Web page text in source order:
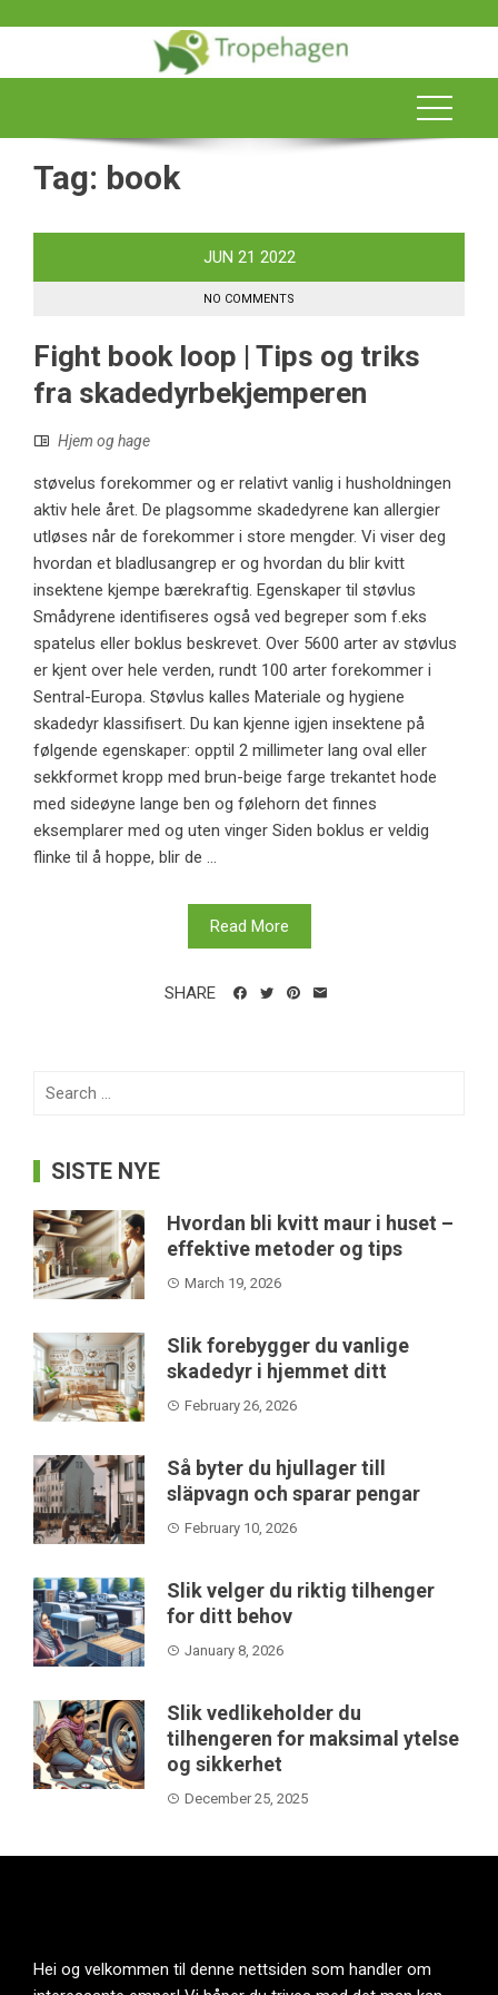
Tag: book
JUN 21 2022
NO COMMENTS
Fight book loop | Tips og triks
fra skadedyrbekjemperen
Hjem og hage
støvelus forekommer og er relativt vanlig i husholdningen
aktiv hele året. De plagsomme skadedyrene kan allergier
utløses når de forekommer i store mengder. Vi viser deg
hvordan et bladlusangrep er og hvordan du blir kvitt
insektene kjempe bærekraftig. Egenskaper til støvlus
Smådyrene identifiseres også ved begreper som f.eks
spatelus eller boklus beskrevet. Over 5600 arter av støvlus
er kjent over hele verden, rundt 100 arter forekommer i
Sentral-Europa. Støvlus kalles Materiale og hygiene
skadedyr klassifisert. Du kan kjenne igjen insektene på
følgende egenskaper: opptil 2 millimeter lang oval eller
sekkformet kropp med brun-beige farge trekantet hode
med sideøyne lange ben og følehorn det finnes
eksemplarer med og uten vinger Siden boklus er veldig
flinke til å hoppe, blir de ...
Read More
SHARE
Search
SISTE NYE
Hvordan bli kvitt maur i huset –
effektive metoder og tips
March 19, 2026
Slik forebygger du vanlige
skadedyr i hjemmet ditt
February 26, 2026
Så byter du hjullager till
släpvagn och sparar pengar
February 10, 2026
Slik velger du riktig tilhenger
for ditt behov
January 8, 2026
Slik vedlikeholder du
tilhengeren for maksimal ytelse
og sikkerhet
December 25, 2025
Hei og velkommen til denne nettsiden som handler om